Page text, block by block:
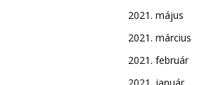
2021. május
2021. március
2021. február